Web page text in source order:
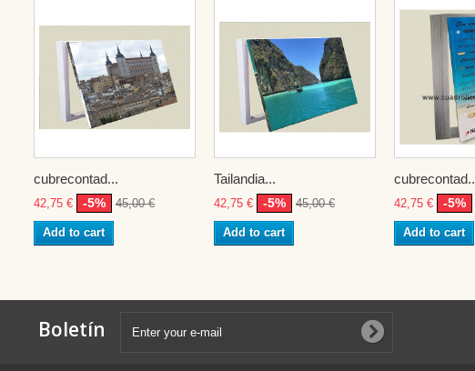
cubrecontad...
42,75 € -5% 45,00 €
Add to cart
Tailandia...
42,75 € -5% 45,00 €
Add to cart
42,75 € -5%
Add to cart
Boletín